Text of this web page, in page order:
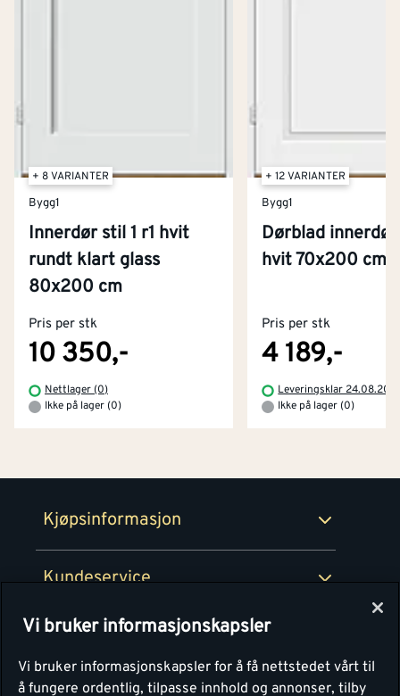
+ 8 VARIANTER
Bygg1
Innerdør stil 1 r1 hvit
rundt klart glass
80x200 cm
Pris per stk
10 350,-
Nettlager (0)
Ikke på lager (0)
+ 12 VARIANTER
Bygg1
Dørblad
hvit 70x200 cm
Pris per stk
4 189,-
Leveringsklar
Ikke på lager (0)
Kjøpsinformasjon
Kjøpsbetingelser
Retur- og angrerettsskjema
Kundeservice
Kontakt oss
Tjenester
Montér Klubb
Montér
Om Montér
Byggevarehus og åpningstider
Prismatch
Personvern
Vi bruker informasjonskapsler
Vi bruker informasjonskapsler for å få nettstedet vårt til
å fungere ordentlig, tilpasse innhold og annonser, tilby